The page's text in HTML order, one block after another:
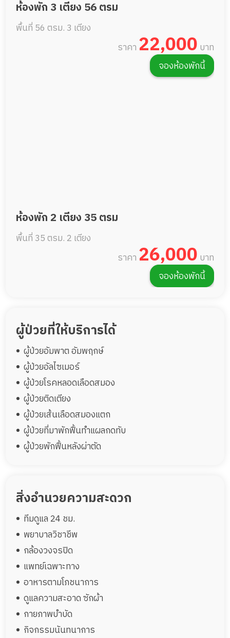
ห้องพัก 3 เตียง 56 ตรม
พื้นที่ 56 ตรม. 3 เตียง
ราคา 22,000 บาท
จองห้องพักนี้
ห้องพัก 2 เตียง 35 ตรม
พื้นที่ 35 ตรม. 2 เตียง
ราคา 26,000 บาท
จองห้องพักนี้
ผู้ป่วยที่ให้บริการได้
ผู้ป่วยอัมพาต อัมพฤกษ์
ผู้ป่วยอัลไซเมอร์
ผู้ป่วยโรคหลอดเลือดสมอง
ผู้ป่วยติดเตียง
ผู้ป่วยเส้นเลือดสมองแตก
ผู้ป่วยที่มาพักฟื้นทำแผลกดทับ
ผู้ป่วยพักฟื้นหลังผ่าตัด
สิ่งอำนวยความสะดวก
ทีมดูแล 24 ชม.
พยาบาลวิชาชีพ
กล้องวงจรปิด
แพทย์เฉพาะทาง
อาหารตามโภชนาการ
ดูแลความสะอาด ซักผ้า
กายภาพบำบัด
กิจกรรมนันทนาการ